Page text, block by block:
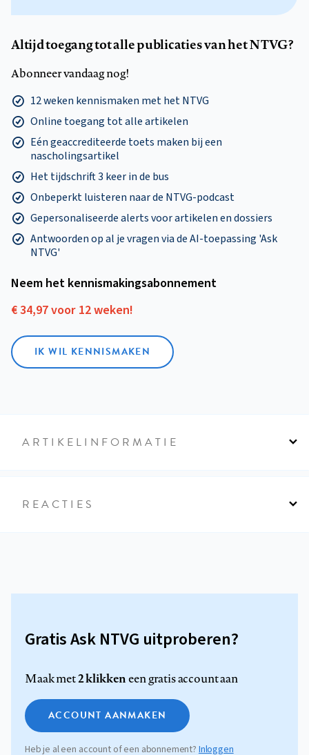
Altijd toegang tot alle publicaties van het NTVG?
Abonneer vandaag nog!
12 weken kennismaken met het NTVG
Online toegang tot alle artikelen
Eén geaccrediteerde toets maken bij een
nascholingsartikel
Het tijdschrift 3 keer in de bus
Onbeperkt luisteren naar de NTVG-podcast
Gepersonaliseerde alerts voor artikelen en dossiers
Antwoorden op al je vragen via de AI-toepassing 'Ask
NTVG'
Neem het kennismakings­abonnement
€ 34,97 voor 12 weken!
IK WIL KENNISMAKEN
ARTIKELINFORMATIE
REACTIES
Gratis Ask NTVG uitproberen?
Maak met2 klikkeneen gratis account aan
ACCOUNT AANMAKEN
Heb je al een account of een abonnement? Inloggen